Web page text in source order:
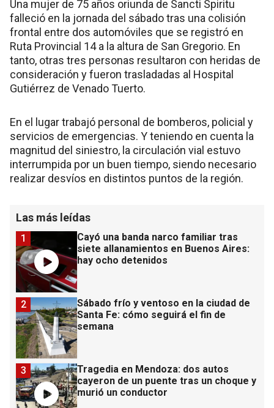
Una mujer de 75 años oriunda de Sancti Spiritu
falleció en la jornada del sábado tras una colisión
frontal entre dos automóviles que se registró en
Ruta Provincial 14 a la altura de San Gregorio. En
tanto, otras tres personas resultaron con heridas de
consideración y fueron trasladadas al Hospital
Gutiérrez de Venado Tuerto.
En el lugar trabajó personal de bomberos, policial y
servicios de emergencias. Y teniendo en cuenta la
magnitud del siniestro, la circulación vial estuvo
interrumpida por un buen tiempo, siendo necesario
realizar desvíos en distintos puntos de la región.
Las más leídas
Cayó una banda narco familiar tras
siete allanamientos en Buenos Aires:
hay ocho detenidos
1
Sábado frío y ventoso en la ciudad de
Santa Fe: cómo seguirá el fin de
semana
2
Tragedia en Mendoza: dos autos
cayeron de un puente tras un choque y
murió un conductor
3